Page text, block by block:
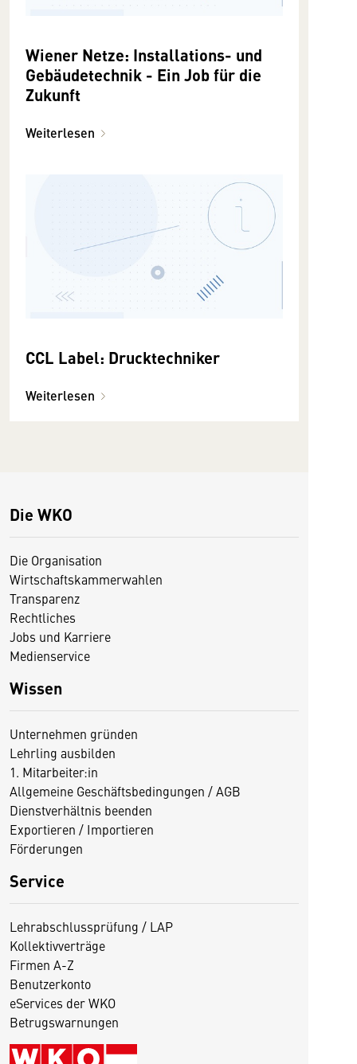
Wiener Netze: Installations- und
Gebäudetechnik - Ein Job für die
Zukunft
Weiterlesen
CCL Label: Drucktechniker
Weiterlesen
Die WKO
Die Organisation
Wirtschaftskammerwahlen
Transparenz
Rechtliches
Jobs und Karriere
Medienservice
Wissen
Unternehmen gründen
Lehrling ausbilden
1. Mitarbeiter:in
Allgemeine Geschäftsbedingungen / AGB
Dienstverhältnis beenden
Exportieren / Importieren
Förderungen
Service
Lehrabschlussprüfung / LAP
Kollektivverträge
Firmen A-Z
Benutzerkonto
eServices der WKO
Betrugswarnungen